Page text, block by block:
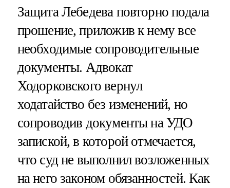
Защита Лебедева повторно подала
прошение, приложив к нему все
необходимые сопроводительные
документы. Адвокат
Ходорковского вернул
ходатайство без изменений, но
сопроводив документы на УДО
запиской, в которой отмечается,
что суд не выполнил возложенных
на него законом обязанностей. Как